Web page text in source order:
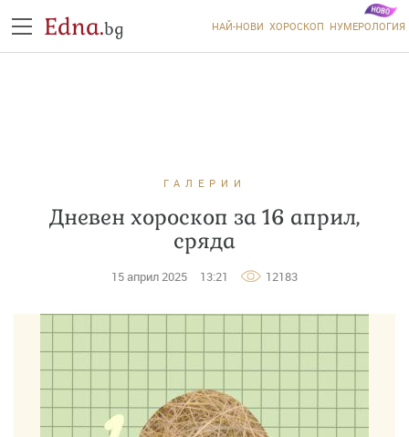
Edna.bg НАЙ-НОВИ ХОРОСКОП НУМЕРОЛОГИЯ
ГАЛЕРИИ
Дневен хороскоп за 16 април,
сряда
15 април 2025 13:21 12183